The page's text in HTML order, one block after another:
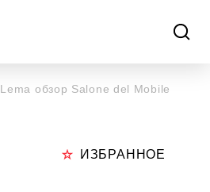
Lema обзор Salone del Mobile
ИЗБРАННОЕ